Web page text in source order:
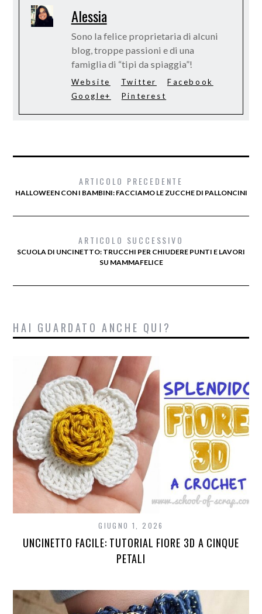
Alessia
Sono la felice proprietaria di alcuni
blog, troppe passioni e di una
famiglia di “tipi da spiaggia”!
Website Twitter
Facebook
Google+
Pinterest
ARTICOLO PRECEDENTE
HALLOWEEN CON I BAMBINI: FACCIAMO LE ZUCCHE DI PALLONCINI
ARTICOLO SUCCESSIVO
SCUOLA DI UNCINETTO: TRUCCHI PER CHIUDERE PUNTI E LAVORI
SU MAMMAFELICE
HAI GUARDATO ANCHE QUI?
GIUGNO 1, 2026
UNCINETTO FACILE: TUTORIAL FIORE 3D A CINQUE
PETALI